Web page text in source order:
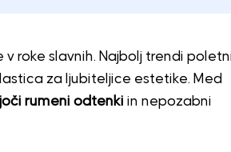
v roke slavnih. Najbolj trendi
za ljubiteljice estetike. Med
rumeni odtenki in nepozabni